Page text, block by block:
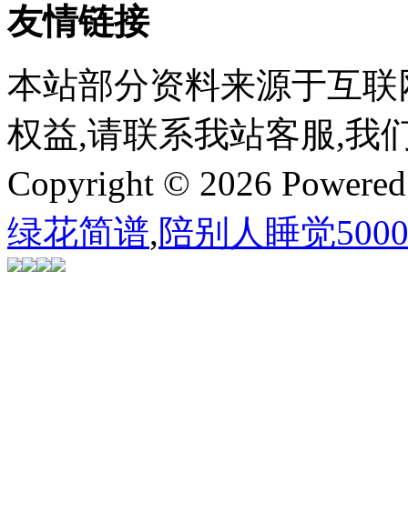
友情链接
本站部分资料来源于互
权益,请联系我站客服,我
Copyright © 2026
绿花简谱,陪别人睡觉